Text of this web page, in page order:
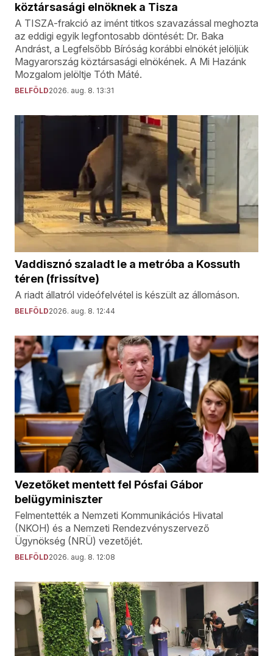
köztársasági elnöknek a Tisza
A TISZA-frakció az imént titkos szavazással meghozta
az eddigi egyik legfontosabb döntését: Dr. Baka
Andrást, a Legfelsőbb Bíróság korábbi elnökét jelöljük
Magyarország köztársasági elnökének. A Mi Hazánk
Mozgalom jelöltje Tóth Máté.
BELFÖLD2026. aug. 8. 13:31
Vaddisznó szaladt le a metróba a Kossuth
téren (frissítve)
A riadt állatról videófelvétel is készült az állomáson.
BELFÖLD2026. aug. 8. 12:44
Vezetőket mentett fel Pósfai Gábor
belügyminiszter
Felmentették a Nemzeti Kommunikációs Hivatal
(NKOH) és a Nemzeti Rendezvényszervező
Ügynökség (NRÜ) vezetőjét.
BELFÖLD2026. aug. 8. 12:08